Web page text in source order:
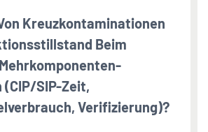
Kreuzkontaminationen
Beim
SIP-Zeit,
Verifizierung)?